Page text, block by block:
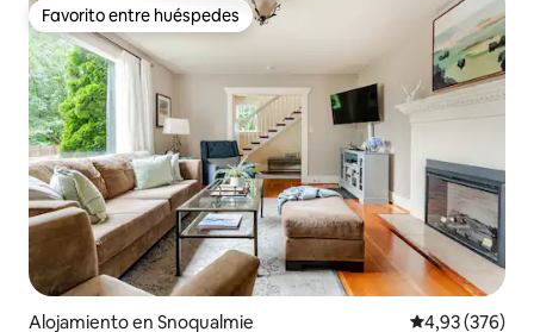
Favorito entre huéspedes
Favorito entre huéspedes
Alojamiento en Snoqualmie Calificación
4,93 (376)